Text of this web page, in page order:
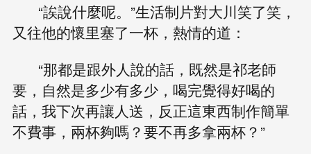
“誒說什麼呢。”生活制片對大川笑了笑，
又往他的懷里塞了一杯，熱情的道：
“那都是跟外人說的話，既然是祁老師
要，自然是多少有多少，喝完覺得好喝的
話，我下次再讓人送，反正這東西制作簡單
不費事，兩杯夠嗎？要不再多拿兩杯？”